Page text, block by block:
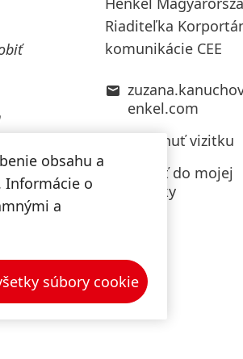
o
a
Riaditeľka
komunikácie CEE
enkel.com
Stiahnuť vizitku
Pridať do mojej
zbierky
obsahu a
Informácie o
a
súbory cookie